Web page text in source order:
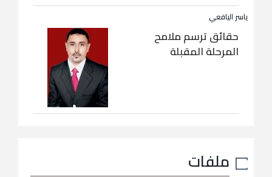
ياسر اليافعي
حقائق ترسم ملامح
المرحلة المقبلة
ملفات